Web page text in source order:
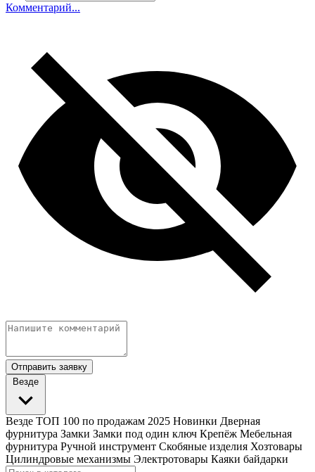
Комментарий...
Отправить заявку
Везде
Везде ТОП 100 по продажам 2025 Новинки Дверная
фурнитура Замки Замки под один ключ Крепёж Мебельная
фурнитура Ручной инструмент Скобяные изделия Хозтовары
Цилиндровые механизмы Электротовары Каяки байдарки